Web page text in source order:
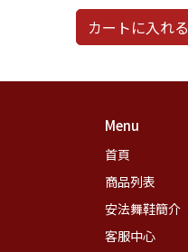
カートに入れる
Menu
首頁
商品列表
安法舞鞋簡介
客服中心